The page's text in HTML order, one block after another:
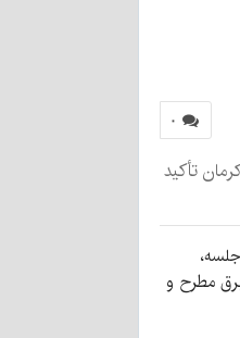
۰
استاندار کرمان تأکید
در این جلسه،
مطرح و